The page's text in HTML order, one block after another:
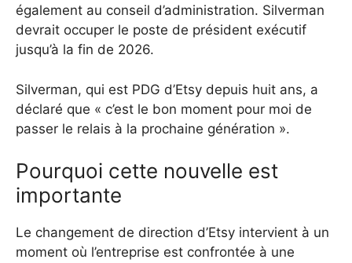
également au conseil d’administration. Silverman
devrait occuper le poste de président exécutif
jusqu’à la fin de 2026.
Silverman, qui est PDG d’Etsy depuis huit ans, a
déclaré que « c’est le bon moment pour moi de
passer le relais à la prochaine génération ».
Pourquoi cette nouvelle est
importante
Le changement de direction d’Etsy intervient à un
moment où l’entreprise est confrontée à une